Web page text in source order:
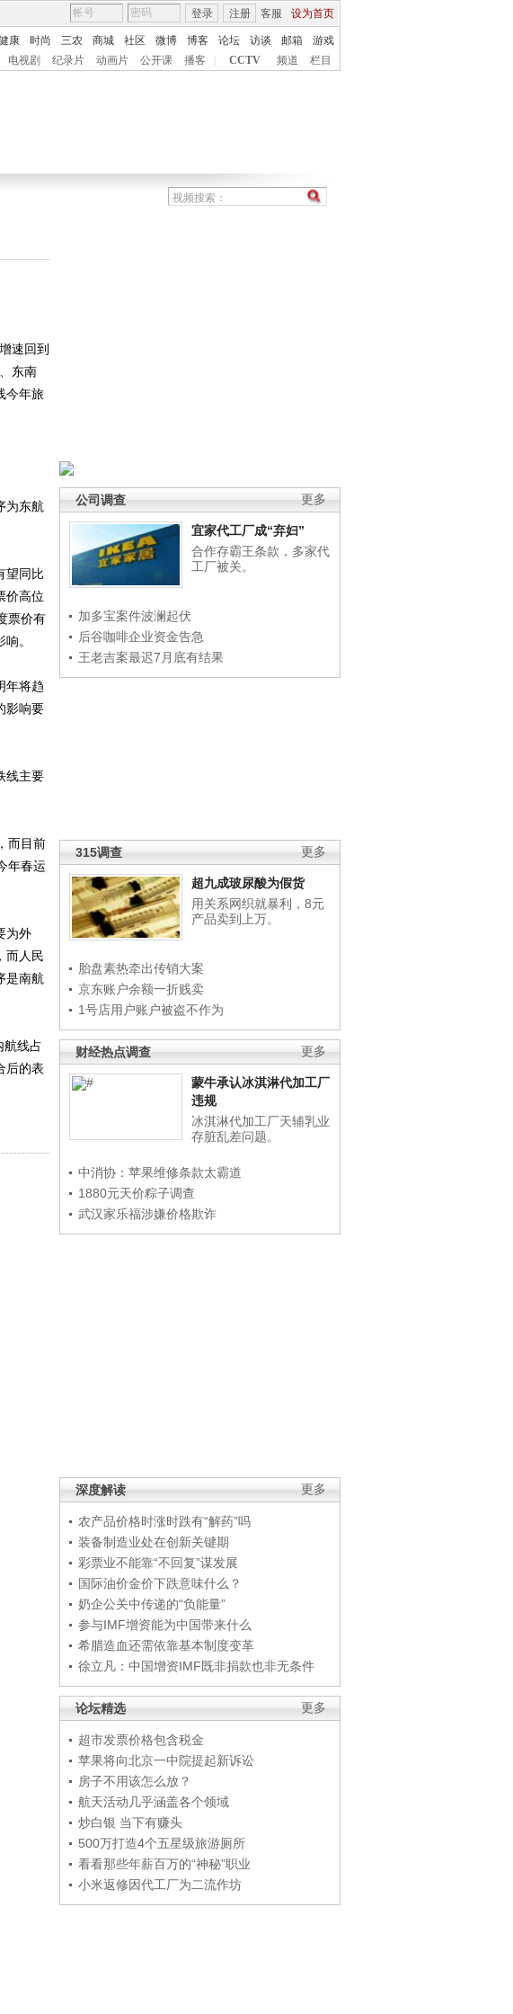
客服 设为首页
登录 注册
康 时尚 三农 商城 社区 微博 博客 论坛 访谈 邮箱
游戏
电视剧 纪录片 动画片 公开课 播客 CCTV 频道 栏目
更多
公司调查
宜家代工厂成“弃妇”
合作存霸王条款，多家代
工厂被关。
加多宝案件波澜起伏
后谷咖啡企业资金告急
王老吉案最迟7月底有结果
更多
315调查
超九成玻尿酸为假货
用关系网织就暴利，8元
产品卖到上万。
胎盘素热牵出传销大案
京东账户余额一折贱卖
1号店用户账户被盗不作为
更多
财经热点调查
蒙牛承认冰淇淋代加工厂
违规
冰淇淋代加工厂天辅乳业
存脏乱差问题。
中消协：苹果维修条款太霸道
1880元天价粽子调查
武汉家乐福涉嫌价格欺诈
更多
深度解读
农产品价格时涨时跌有“解药”吗
装备制造业处在创新关键期
彩票业不能靠“不回复”谋发展
国际油价金价下跌意味什么？
奶企公关中传递的“负能量”
参与IMF增资能为中国带来什么
希腊造血还需依靠基本制度变革
徐立凡：中国增资IMF既非捐款也非无条件
更多
论坛精选
超市发票价格包含税金
苹果将向北京一中院提起新诉讼
房子不用该怎么放？
航天活动几乎涵盖各个领域
炒白银 当下有赚头
500万打造4个五星级旅游厕所
看看那些年薪百万的“神秘”职业
小米返修因代工厂为二流作坊
速回到
东南
今年旅
为东航
望同比
价高位
票价有
。
年将趋
影响要
线主要
而目前
年春运
为外
而人民
是南航
线占
后的表